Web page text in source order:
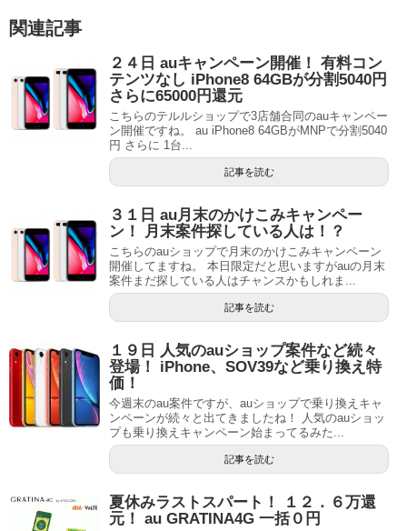
関連記事
２４日 auキャンペーン開催！ 有料コン
テンツなし iPhone8 64GBが分割5040円
さらに65000円還元
こちらのテルルショップで3店舗合同のauキャンペー
ン開催ですね。 au iPhone8 64GBがMNPで分割5040
円 さらに 1台...
記事を読む
３１日 au月末のかけこみキャンペー
ン！ 月末案件探している人は！？
こちらのauショップで月末のかけこみキャンペーン
開催してますね。 本日限定だと思いますがauの月末
案件まだ探している人はチャンスかもしれま...
記事を読む
１９日 人気のauショップ案件など続々
登場！ iPhone、SOV39など乗り換え特
価！
今週末のau案件ですが、auショップで乗り換えキャ
ンペーンが続々と出てきましたね！ 人気のauショッ
プも乗り換えキャンペーン始まってるみた...
記事を読む
夏休みラストスパート！ １２．６万還
元！ au GRATINA4G 一括０円